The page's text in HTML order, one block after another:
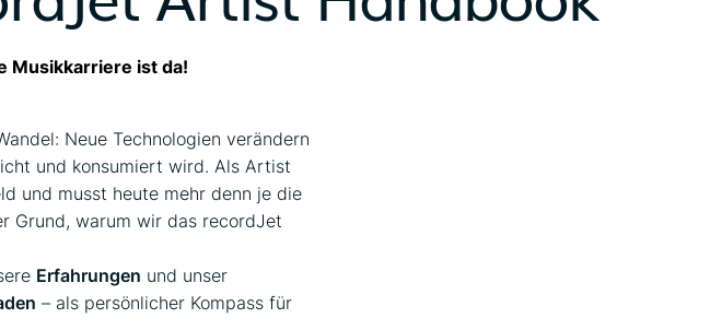
Musikkarriere ist da!
Neue Technologien verändern
und konsumiert wird. Als Artist
und musst heute mehr denn je die
Grund, warum wir das recordJet
Erfahrungen und unser
– als persönlicher Kompass für